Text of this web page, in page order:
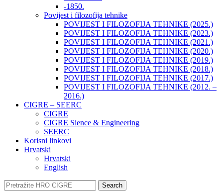
-1850.
Povijest i filozofija tehnike
POVIJEST I FILOZOFIJA TEHNIKE (2025.)
POVIJEST I FILOZOFIJA TEHNIKE (2023.)
POVIJEST I FILOZOFIJA TEHNIKE (2021.)
POVIJEST I FILOZOFIJA TEHNIKE (2020.)
POVIJEST I FILOZOFIJA TEHNIKE (2019.)
POVIJEST I FILOZOFIJA TEHNIKE (2018.)
POVIJEST I FILOZOFIJA TEHNIKE (2017.)
POVIJEST I FILOZOFIJA TEHNIKE (2012. –
2016.)
CIGRE – SEERC
CIGRE
CIGRE Sience & Engineering
SEERC
Korisni linkovi
Hrvatski
Hrvatski
English
Search